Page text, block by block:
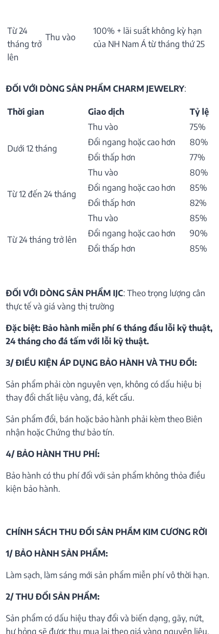
Từ 24
tháng trở
lên
Thu vào
100% + lãi suất không kỳ hạn
của NH Nam Á từ tháng thứ 25
ĐỐI VỚI DÒNG SẢN PHẨM CHARM JEWELRY:
Thời gian Giao dịch Tỷ lệ
Dưới 12 tháng
Thu vào
75%
Đổi ngang hoặc cao hơn
80%
Đổi thấp hơn
77%
Từ 12 đến 24 tháng
Thu vào
80%
Đổi ngang hoặc cao hơn
85%
Đổi thấp hơn
82%
Từ 24 tháng trở lên
Thu vào
85%
Đổi ngang hoặc cao hơn
90%
Đổi thấp hơn
85%
ĐỐI VỚI DÒNG SẢN PHẨM IJC: Theo trọng lượng cân
thực tế và giá vàng thị trường
Đặc biệt: Bảo hành miễn phí 6 tháng đầu lỗi kỹ thuật,
24 tháng cho đá tấm với lỗi kỹ thuật.
3/ ĐIỀU KIỆN ÁP DỤNG BẢO HÀNH VÀ THU ĐỒI:
Sản phẩm phải còn nguyên vẹn, không có dấu hiệu bị
thay đổi chất liệu vàng, đá, kết cấu.
Sản phẩm đổi, bán hoặc bảo hành phải kèm theo Biên
nhận hoặc Chứng thư bảo tín.
4/ BẢO HÀNH THU PHÍ:
Bảo hành có thu phí đối với sản phẩm không thỏa điều
kiện bảo hành.
CHÍNH SÁCH THU ĐỔI SẢN PHẦM KIM CƯƠNG RỜI
1/ BẢO HÀNH SẢN PHẨM:
Làm sạch, làm sáng mới sản phẩm miễn phí vô thời hạn.
2/ THU ĐỔI SẢN PHẨM:
Sản phẩm có dấu hiệu thay đổi và biến dạng, gãy, nứt,
hư hỏng sẽ được thu mua lại theo giá vàng nguyên liệu.